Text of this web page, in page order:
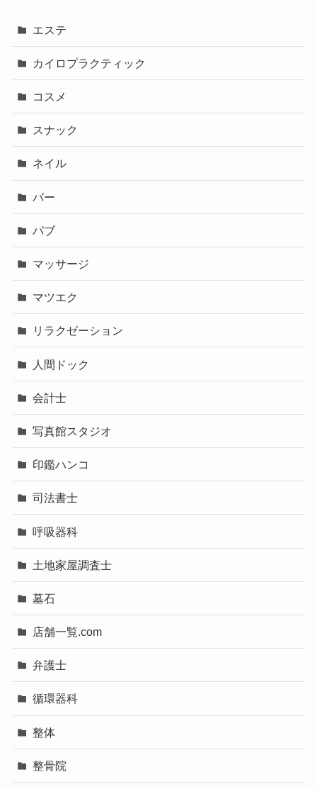
エステ
カイロプラクティック
コスメ
スナック
ネイル
バー
パブ
マッサージ
マツエク
リラクゼーション
人間ドック
会計士
写真館スタジオ
印鑑ハンコ
司法書士
呼吸器科
土地家屋調査士
墓石
店舗一覧.com
弁護士
循環器科
整体
整骨院